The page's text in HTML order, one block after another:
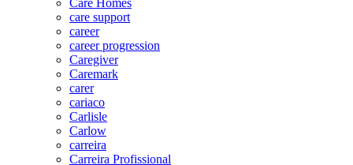
care support
career
career progression
Caregiver
Caremark
carer
cariaco
Carlisle
Carlow
carreira
Carreira Profissional